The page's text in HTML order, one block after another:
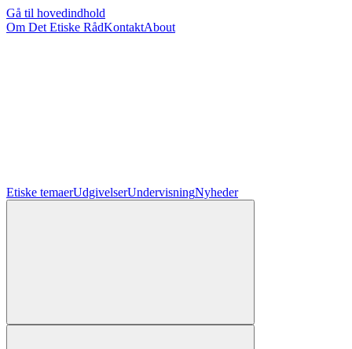
Gå til hovedindhold
Om Det Etiske RådKontaktAbout
Etiske temaerUdgivelserUndervisningNyheder